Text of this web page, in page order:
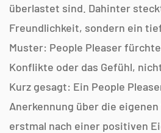
überlastet sind. Dahinter
Freundlichkeit, sondern ein
Muster: People Pleaser
Konflikte oder das Gefühl,
Kurz gesagt: Ein People
Anerkennung über die
erstmal nach einer positiven